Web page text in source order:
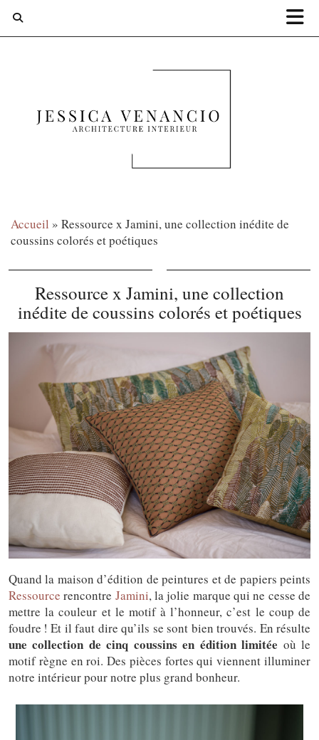
Accueil » Ressource x Jamini, une collection inédite de
coussins colorés et poétiques
Ressource x Jamini, une collection
inédite de coussins colorés et poétiques
Quand la maison d’édition de peintures et de papiers peints
Ressource rencontre Jamini, la jolie marque qui ne cesse de
mettre la couleur et le motif à l’honneur, c’est le coup de
foudre ! Et il faut dire qu’ils se sont bien trouvés. En résulte
une collection de cinq coussins en édition limitée où le
motif règne en roi. Des pièces fortes qui viennent illuminer
notre intérieur pour notre plus grand bonheur.